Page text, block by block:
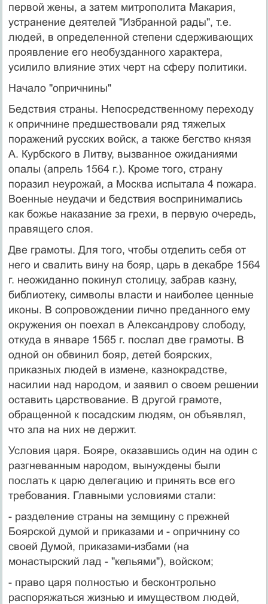
первой жены, а затем митрополита Макария,
устранение деятелей "Избранной рады", т.е.
людей, в определенной степени сдерживающих
проявление его необузданного характера,
усилило влияние этих черт на сферу политики.
Начало "опричнины"
Бедствия страны. Непосредственному переходу
к опричнине предшествовали ряд тяжелых
поражений русских войск, а также бегство князя
А. Курбского в Литву, вызванное ожиданиями
опалы (апрель 1564 г.). Кроме того, страну
поразил неурожай, а Москва испытала 4 пожара.
Военные неудачи и бедствия воспринимались
как божье наказание за грехи, в первую очередь,
правящего слоя.
Две грамоты. Для того, чтобы отделить себя от
него и свалить вину на бояр, царь в декабре 1564
г. неожиданно покинул столицу, забрав казну,
библиотеку, символы власти и наиболее ценные
иконы. В сопровождении лично преданного ему
окружения он поехал в Александрову слободу,
откуда в январе 1565 г. послал две грамоты. В
одной он обвинил бояр, детей боярских,
приказных людей в измене, казнокрадстве,
насилии над народом, и заявил о своем решении
оставить царствование. В другой грамоте,
обращенной к посадским людям, он объявлял,
что зла на них не держит.
Условия царя. Бояре, оказавшись один на один с
разгневанным народом, вынуждены были
послать к царю делегацию и принять все его
требования. Главными условиями стали:
- разделение страны на земщину с прежней
Боярской думой и приказами и - опричнину со
своей Думой, приказами-избами (на
монастырский лад - "кельями"), войском;
- право царя полностью и бесконтрольно
распоряжаться жизнью и имуществом людей,